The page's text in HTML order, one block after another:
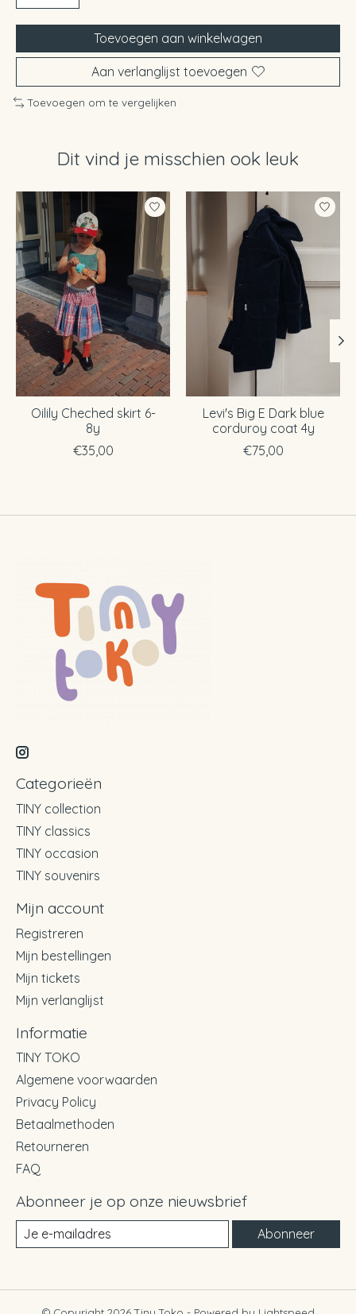
Toevoegen aan winkelwagen
Aan verlanglijst toevoegen
Toevoegen om te vergelijken
Dit vind je misschien ook leuk
Items van productcarrousel
Oilily Cheched skirt 6-
8y
€35,00
Levi's Big E Dark blue
corduroy coat 4y
€75,00
Categorieën
TINY collection
TINY classics
TINY occasion
TINY souvenirs
Mijn account
Registreren
Mijn bestellingen
Mijn tickets
Mijn verlanglijst
Informatie
TINY TOKO
Algemene voorwaarden
Privacy Policy
Betaalmethoden
Retourneren
FAQ
Abonneer je op onze nieuwsbrief
Abonneer